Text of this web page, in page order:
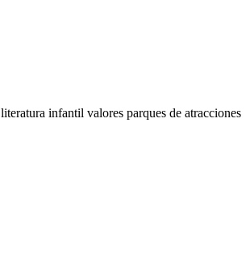
literatura infantil valores parques de atracciones